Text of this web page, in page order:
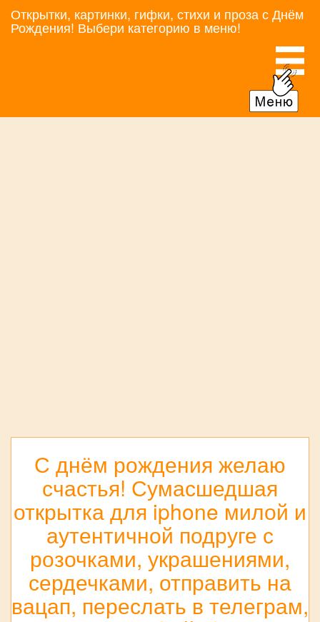
Открытки, картинки, гифки, стихи и проза с Днём
Рождения! Выбери категорию в меню!
С днём рождения желаю
счастья! Сумасшедшая
открытка для iphone милой и
аутентичной подруге с
розочками, украшениями,
сердечками, отправить на
вацап, переслать в телеграм,